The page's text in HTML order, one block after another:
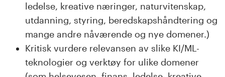
ledelse, kreative næringer, naturvitenskap,
utdanning, styring, beredskapshåndtering og
mange andre nåværende og nye domener.)
Kritisk vurdere relevansen av slike KI/ML-
teknologier og verktøy for ulike domener